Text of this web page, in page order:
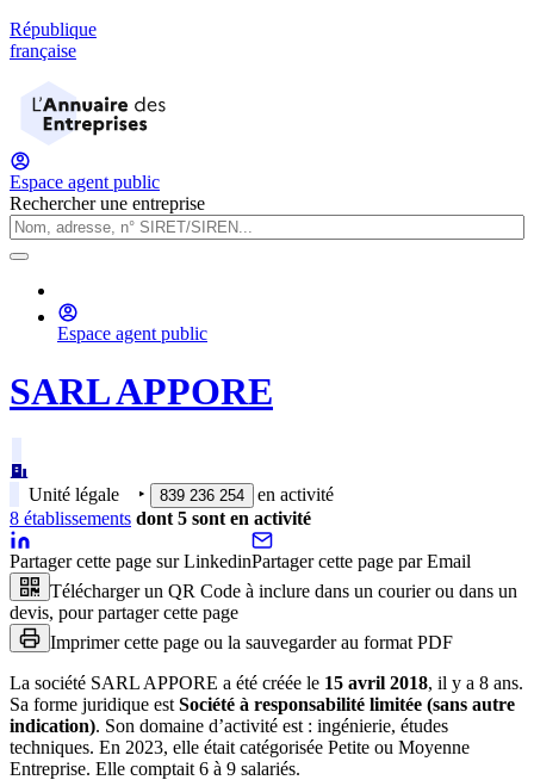
République
française
Espace agent public
Rechercher une entreprise
Espace agent public
SARL APPORE
Unité légale ‣ 839 236 254
en activité
8 établissements dont 5 sont en activité
Partager cette page sur LinkedinPartager cette page par Email
Télécharger un QR Code à inclure dans un courier ou dans un
devis, pour partager cette page
Imprimer cette page ou la sauvegarder au format PDF
La société SARL APPORE a été créée le 15 avril 2018, il y a 8 ans.
Sa forme juridique est Société à responsabilité limitée (sans autre
indication). Son domaine d’activité est : ingénierie, études
techniques. En 2023, elle était catégorisée Petite ou Moyenne
Entreprise. Elle comptait 6 à 9 salariés.